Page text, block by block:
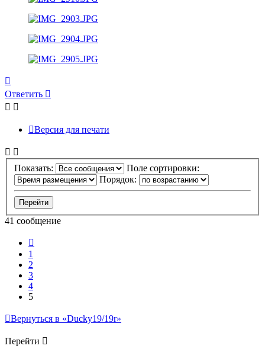
к
началу
Ответить
Версия для печати
Показать:
Поле сортировки:
Порядок:
41 сообщение
1
2
3
4
5
Вернуться в «Ducky19/19r»
Перейти